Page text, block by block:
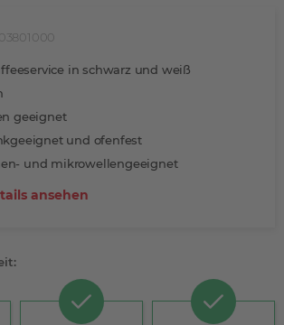
in schwarz und weiß
geeignet
und ofenfest
und mikrowellengeeignet
ansehen